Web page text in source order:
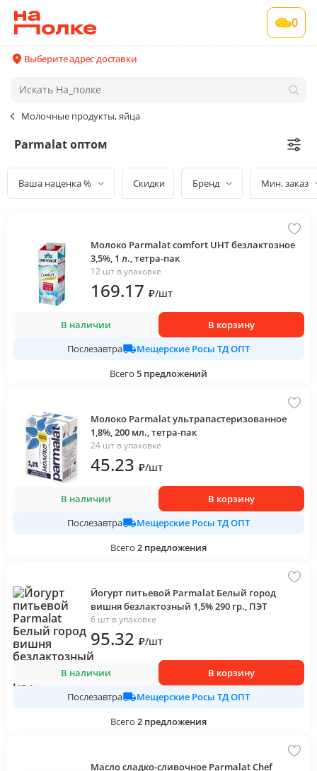
0
Выберите адрес доставки
Молочные продукты, яйца
Parmalat оптом
Ваша наценка % Скидки Бренд Мин. заказ
Молоко Parmalat comfort UHT безлактозное
3,5%, 1 л., тетра-пак
12 шт в упаковке
169.17 ₽/шт
В наличии
В корзину
Послезавтра
Мещерские Росы ТД ОПТ
Всего 5 предложений
Молоко Parmalat ультрапастеризованное
1,8%, 200 мл., тетра-пак
24 шт в упаковке
45.23 ₽/шт
В наличии
В корзину
Послезавтра
Мещерские Росы ТД ОПТ
Всего 2 предложения
Йогурт питьевой Parmalat Белый город
вишня безлактозный 1,5% 290 гр., ПЭТ
6 шт в упаковке
95.32 ₽/шт
В наличии
В корзину
Послезавтра
Мещерские Росы ТД ОПТ
Всего 2 предложения
Масло сладко-сливочное Parmalat Chef